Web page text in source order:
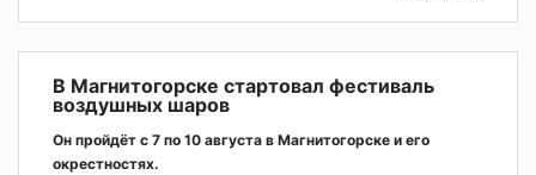
В Магнитогорске стартовал фестиваль
воздушных шаров
Он пройдёт с 7 по 10 августа в Магнитогорске и его
окрестностях.